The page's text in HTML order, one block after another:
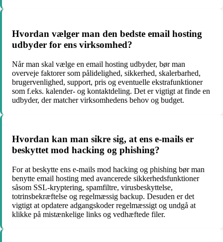
Hvordan vælger man den bedste email hosting
udbyder for ens virksomhed?
Når man skal vælge en email hosting udbyder, bør man
overveje faktorer som pålidelighed, sikkerhed, skalerbarhed,
brugervenlighed, support, pris og eventuelle ekstrafunktioner
som f.eks. kalender- og kontaktdeling. Det er vigtigt at finde en
udbyder, der matcher virksomhedens behov og budget.
Hvordan kan man sikre sig, at ens e-mails er
beskyttet mod hacking og phishing?
For at beskytte ens e-mails mod hacking og phishing bør man
benytte email hosting med avancerede sikkerhedsfunktioner
såsom SSL-kryptering, spamfiltre, virusbeskyttelse,
totrinsbekræftelse og regelmæssig backup. Desuden er det
vigtigt at opdatere adgangskoder regelmæssigt og undgå at
klikke på mistænkelige links og vedhæftede filer.